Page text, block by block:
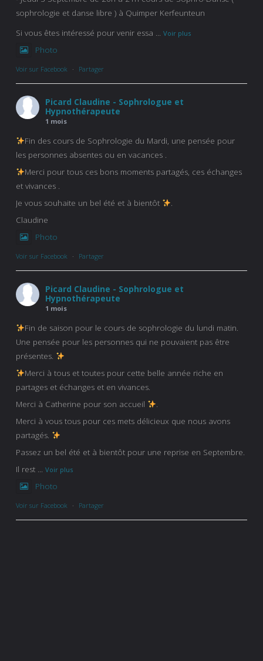
sophrologie et danse libre ) à Quimper Kerfeunteun
Si vous êtes intéressé pour venir essa ... Voir plus
Photo
Voir sur Facebook · Partager
Picard Claudine - Sophrologue et
Hypnothérapeute
1 mois
Fin des cours de Sophrologie du Mardi, une pensée pour
les personnes absentes ou en vacances .
Merci pour tous ces bons moments partagés, ces échanges
et vivances .
Je vous souhaite un bel été et à bientôt
.
Claudine
Photo
Voir sur Facebook · Partager
Picard Claudine - Sophrologue et
Hypnothérapeute
1 mois
Fin de saison pour le cours de sophrologie du lundi matin.
Une pensée pour les personnes qui ne pouvaient pas être
présentes.
Merci à tous et toutes pour cette belle année riche en
partages et échanges et en vivances.
Merci à Catherine pour son accueil
.
Merci à vous tous pour ces mets délicieux que nous avons
partagés.
Passez un bel été et à bientôt pour une reprise en Septembre.
Il rest ... Voir plus
Photo
Voir sur Facebook · Partager